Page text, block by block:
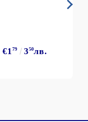
€179 350лв.